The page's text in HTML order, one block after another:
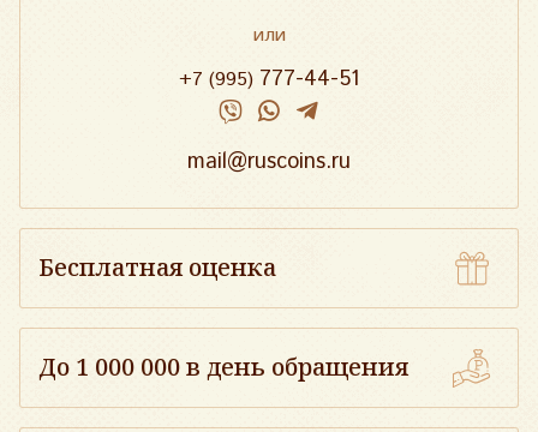
или
+7 (995) 777-44-51
mail@ruscoins.ru
Бесплатная оценка
До 1 000 000 в день обращения